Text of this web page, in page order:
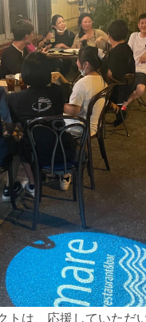
トは、応援していただ